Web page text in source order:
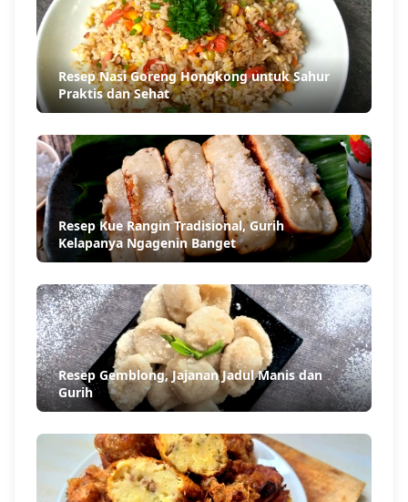
Resep Nasi Goreng Hongkong untuk Sahur
Praktis dan Sehat
Resep Kue Rangin Tradisional, Gurih
Kelapanya Ngagenin Banget
Resep Gemblong, Jajanan Jadul Manis dan
Gurih